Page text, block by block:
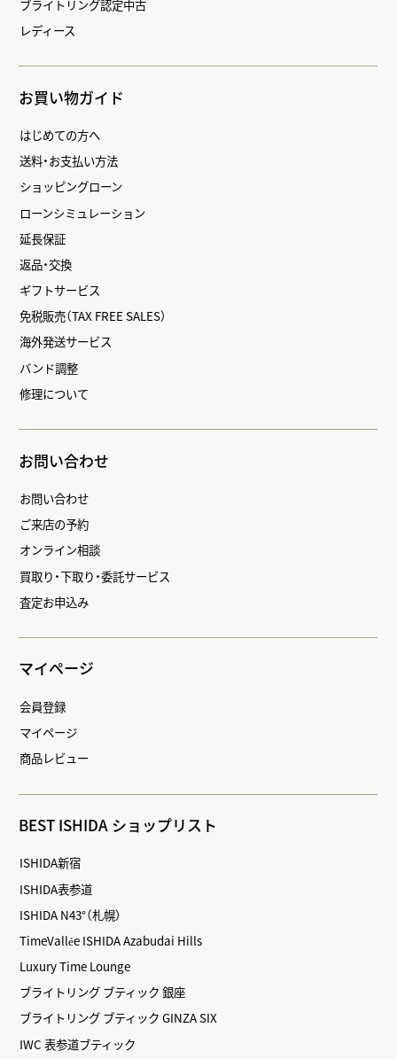
ブライトリング認定中古
レディース
お買い物ガイド
はじめての方へ
送料・お支払い方法
ショッピングローン
ローンシミュレーション
延長保証
返品・交換
ギフトサービス
免税販売（TAX FREE SALES）
海外発送サービス
バンド調整
修理について
お問い合わせ
お問い合わせ
ご来店の予約
オンライン相談
買取り・下取り・委託サービス
査定お申込み
マイページ
会員登録
マイページ
商品レビュー
BEST ISHIDA ショップリスト
ISHIDA新宿
ISHIDA表参道
ISHIDA N43°（札幌）
TimeVallée ISHIDA Azabudai Hills
Luxury Time Lounge
ブライトリング ブティック 銀座
ブライトリング ブティック GINZA SIX
IWC 表参道ブティック